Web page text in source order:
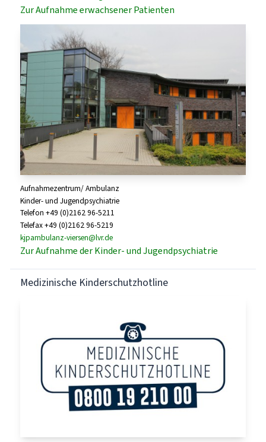
Zur Aufnahme erwachsener Patienten
Aufnahmezentrum/ Ambulanz
Kinder- und Jugendpsychiatrie
Telefon +49 (0)2162 96-5211
Telefax +49 (0)2162 96-5219
kjpambulanz-viersen@lvr.de
Zur Aufnahme der Kinder- und Jugendpsychiatrie
Medizinische Kinderschutzhotline